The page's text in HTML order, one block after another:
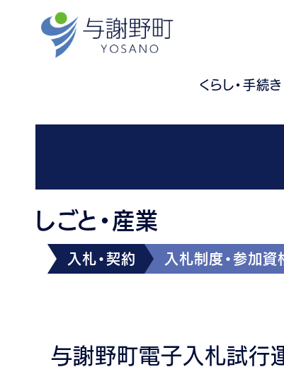
くらし・手続き
しごと・産業
入札・契約 入札制度・参加資
与謝野町電子入札試行